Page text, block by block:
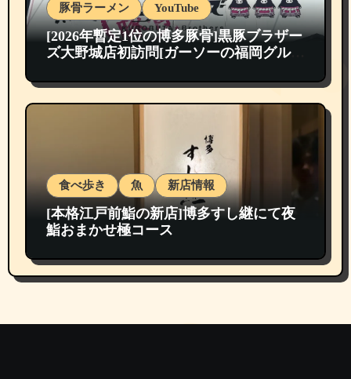
豚骨ラーメン YouTube
[2026年暫定1位の博多豚骨]黒豚ブラザー
ズ大野城店初訪問[ガーソーの福岡グルメ
食べ歩き 魚 新店情報
[本格江戸前鮨の新店]博多すし継にて夜
鮨おまかせ極コース